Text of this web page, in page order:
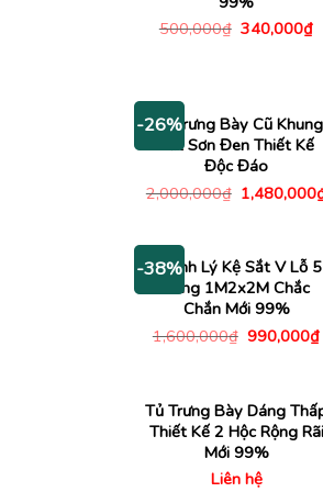
500,000₫ Giá
340,000₫
-26%
Kệ Trưng Bày Cũ Khung
Sắt Sơn Đen Thiết Kế
Độc Đáo
2,000,000₫ Giá
gốc
1,480,000
-38%
Thanh Lý Kệ Sắt V Lỗ 5
Tầng 1M2x2M Chắc
Chắn Mới 99%
1,600,000₫ Giá
990,000₫
Tủ Trưng Bày Dáng
Thiết Kế 2 Hộc Rộng Rãi
Mới 99%
Liên hệ